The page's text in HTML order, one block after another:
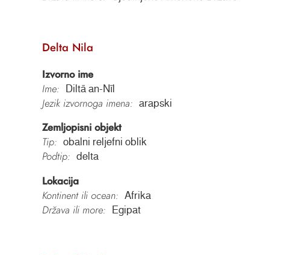
Delta Nila
Izvorno ime
Ime:
Diltā an-Nīl
Jezik izvornoga imena: arapski
Zemljopisni objekt
Tip:
obalni reljefni oblik
Podtip: delta
Lokacija
Kontinent ili ocean:
Afrika
Država ili more: Egipat